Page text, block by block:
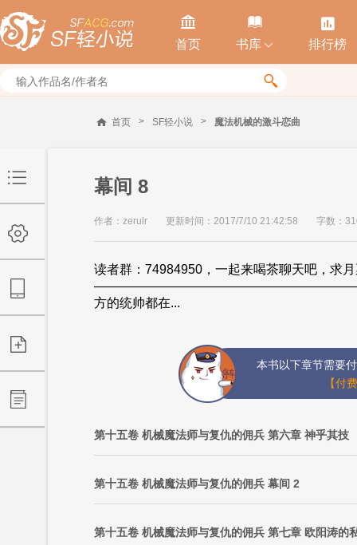

首页

书库 

排行榜

首页 > SF轻小说 > 魔法机械的激斗恋曲
幕间 8
作者：zerulr 更新时间：2017/7/10 21:42:58 字数：
读者群：74984950，一起来喝茶聊天吧，求
方的统帅都在...
本书以下章节需要
【付
第十五卷 机械魔法师与复仇的佣兵 第六章 神乎其技
第十五卷 机械魔法师与复仇的佣兵 幕间 2
第十五卷 机械魔法师与复仇的佣兵 第七章 欧阳涛的